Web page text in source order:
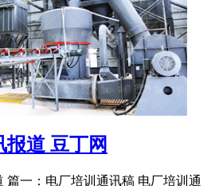
道 豆丁网
篇一：电厂培训通讯稿 电厂培训通